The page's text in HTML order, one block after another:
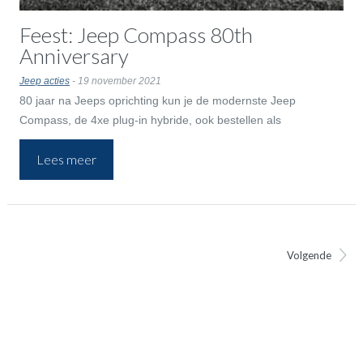
Feest: Jeep Compass 80th
Anniversary
Jeep acties- 19 november 2021
80 jaar na Jeeps oprichting kun je de modernste Jeep
Compass, de 4xe plug-in hybride, ook bestellen als
jubileumuitvoering 80th Anniversary.
Lees meer
Volgende